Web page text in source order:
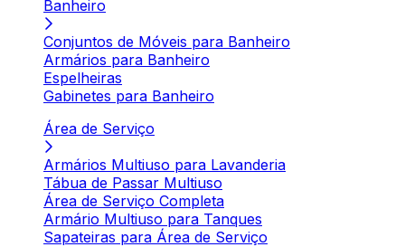
Banheiro
Conjuntos de Móveis para Banheiro
Armários para Banheiro
Espelheiras
Gabinetes para Banheiro
Área de Serviço
Armários Multiuso para Lavanderia
Tábua de Passar Multiuso
Área de Serviço Completa
Armário Multiuso para Tanques
Sapateiras para Área de Serviço